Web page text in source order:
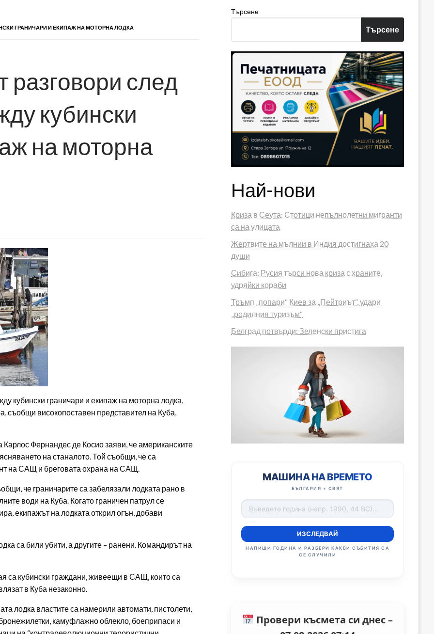
ГРАНИЧАРИ И ЕКИПАЖ НА МОТОРНА ЛОДКА
след
кубински
на моторна
кубински граничари и екипаж на моторна лодка,
съобщи високопоставен представител на Куба,
Фернандес де Косио заяви, че американските
на станалото. Той съобщи, че са
на САЩ и бреговата охрана на САЩ.
че граничарите са забелязали лодката рано в
води на Куба. Когато граничен патрул се
екипажът на лодката открил огън, добави
са били убити, а другите – ранени. Командирът на
са кубински граждани, живеещи в САЩ, които са
в Куба незаконно.
лодка властите са намерили автомати, пистолети,
камуфлажно облекло, боеприпаси и
Търсене
Търсене
Най-нови
Криза в Сеута: Стотици непълнолетни мигранти
са на улицата
Жертвите на мълнии в Индия достигнаха 20
души
Сибига: Русия търси нова криза с храните,
удряйки кораби
Тръмп „попари“ Киев за „Пейтриът“, удари
„родилния туризъм“
Белград потвърди: Зеленски пристига
МАШИНА НА ВРЕМЕТО
БЪЛГАРИЯ + СВЯТ
ИЗСЛЕДВАЙ
НАПИШИ ГОДИНА И РАЗБЕРИ КАКВИ СЪБИТИЯ СА
СЕ СЛУЧИЛИ
Провери късмета си днес –